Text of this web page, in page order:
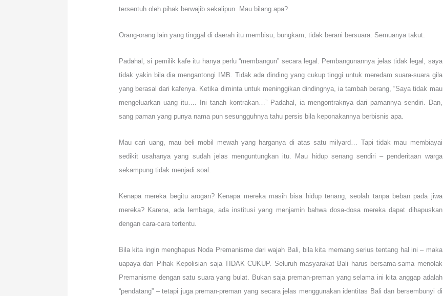
tersentuh oleh pihak berwajib sekalipun. Mau bilang apa?
Orang-orang lain yang tinggal di daerah itu membisu, bungkam, tidak berani bersuara. Semuanya takut.
Padahal, si pemilik kafe itu hanya perlu “membangun” secara legal. Pembangunannya jelas tidak legal, saya
tidak yakin bila dia mengantongi IMB. Tidak ada dinding yang cukup tinggi untuk meredam suara-suara gila
yang berasal dari kafenya. Ketika diminta untuk meninggikan dindingnya, ia tambah berang, “Saya tidak mau
mengeluarkan uang itu…. Ini tanah kontrakan…” Padahal, ia mengontraknya dari pamannya sendiri. Dan,
sang paman yang punya nama pun sesungguhnya tahu persis bila keponakannya berbisnis apa.
Mau cari uang, mau beli mobil mewah yang harganya di atas satu milyard… Tapi tidak mau membiayai
sedikit usahanya yang sudah jelas menguntungkan itu. Mau hidup senang sendiri – penderitaan warga
sekampung tidak menjadi soal.
Kenapa mereka begitu arogan? Kenapa mereka masih bisa hidup tenang, seolah tanpa beban pada jiwa
mereka? Karena, ada lembaga, ada institusi yang menjamin bahwa dosa-dosa mereka dapat dihapuskan
dengan cara-cara tertentu.
Bila kita ingin menghapus Noda Premanisme dari wajah Bali, bila kita memang serius tentang hal ini – maka
uapaya dari Pihak Kepolisian saja TIDAK CUKUP. Seluruh masyarakat Bali harus bersama-sama menolak
Premanisme dengan satu suara yang bulat. Bukan saja preman-preman yang selama ini kita anggap adalah
“pendatang” – tetapi juga preman-preman yang secara jelas menggunakan identitas Bali dan bersembunyi di